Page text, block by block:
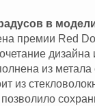
в
премии Red
дизайна
из
из